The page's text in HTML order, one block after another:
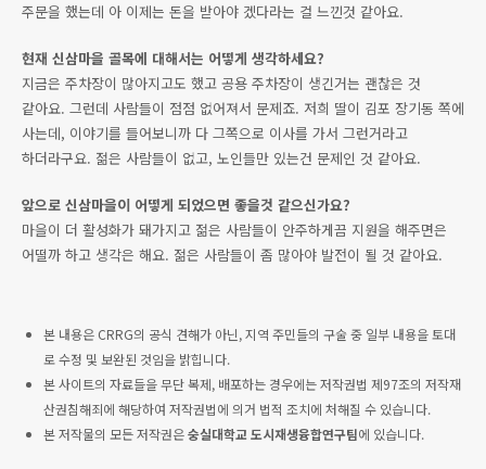
주문을 했는데 아 이제는 돈을 받아야 겠다라는 걸 느낀것 같아요.
현재 신삼마을 골목에 대해서는 어떻게 생각하세요?
지금은 주차장이 많아지고도 했고 공용 주차장이 생긴거는 괜찮은 것
같아요. 그런데 사람들이 점점 없어져서 문제죠. 저희 딸이 김포 장기동 쪽에
사는데, 이야기를 들어보니까 다 그쪽으로 이사를 가서 그런거라고
하더라구요. 젊은 사람들이 없고, 노인들만 있는건 문제인 것 같아요.
앞으로 신삼마을이 어떻게 되었으면 좋을것 같으신가요?
마을이 더 활성화가 돼가지고 젊은 사람들이 안주하게끔 지원을 해주면은
어떨까 하고 생각은 해요. 젊은 사람들이 좀 많아야 발전이 될 것 같아요.
본 내용은 CRRG의 공식 견해가 아닌, 지역 주민들의 구술 중 일부 내용을 토대
로 수정 및 보완된 것임을 밝힙니다.
본 사이트의 자료들을 무단 복제, 배포하는 경우에는 저작권법 제97조의 저작재
산권침해죄에 해당하여 저작권법에 의거 법적 조치에 처해질 수 있습니다.
본 저작물의 모든 저작권은숭실대학교 도시재생융합연구팀에 있습니다.